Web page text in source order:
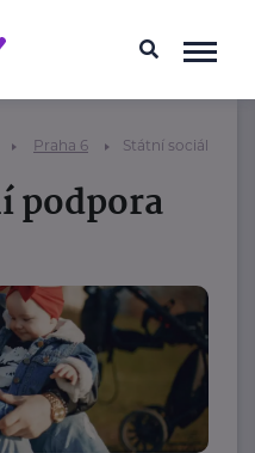
Praha 6 Státní sociální
podpora